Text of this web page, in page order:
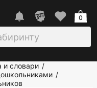
0
и словари /
/